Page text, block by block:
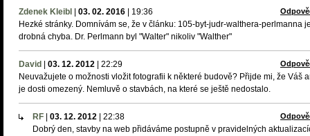
Zdenek Kleibl 03. 02. 2016 19:36
Hezké stránky. Domnívám se, že v článku: 105-byt-judr-walthera-perlmanna
drobná chyba. Dr. Perlmann byl "Walter" nikoliv "Walther"
David 03. 12. 2012 22:29
Neuvažujete o možnosti vložit fotografii k některé budově? Přijde mi, že Váš
je dosti omezený. Nemluvě o stavbách, na které se ještě nedostalo.
RF 03. 12. 2012 22:38
Dobrý den, stavby na web přidáváme postupně v pravidelných